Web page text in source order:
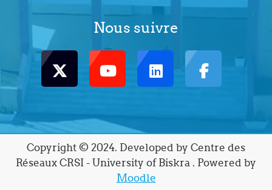
Nous suivre
Copyright © 2024. Developed by Centre des
Réseaux CRSI - University of Biskra . Powered by
Moodle